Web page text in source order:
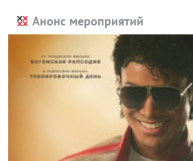
Анонс мероприятий